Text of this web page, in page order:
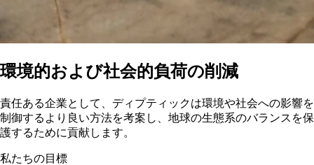
環境的および社会的負荷の削減
責任ある企業として、ディプティックは環境や社会への影響を
制御するより良い方法を考案し、地球の生態系のバランスを保
護するために貢献します。
私たちの目標